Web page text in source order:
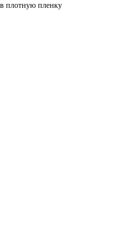
плотную пленку